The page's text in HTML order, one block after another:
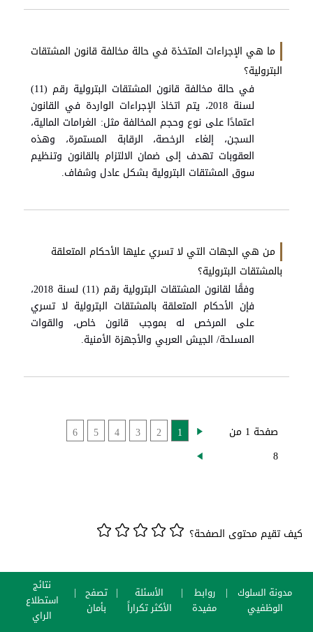
ما هي الإجراءات المتخذة في حالة مخالفة قانون المشتقات
البترولية؟
في حالة مخالفة قانون المشتقات البترولية رقم (11)
لسنة 2018، يتم اتخاذ الإجراءات الواردة في القانون
اعتمادًا على نوع وحجم المخالفة مثل: الغرامات المالية،
السجن، إلغاء الرخصة، الرقابة المستمرة، وهذه
العقوبات تهدف إلى ضمان الالتزام بالقانون وتنظيم
سوق المشتقات البترولية بشكل عادل وشفاف.
من هي الجهات التي لا تسري عليها الأحكام المتعلقة
بالمشتقات البترولية؟
وفقًا لقانون المشتقات البترولية رقم (11) لسنة 2018،
فإن الأحكام المتعلقة بالمشتقات البترولية لا تسري
على المرخص له بموجب قانون خاص، والقوات
المسلحة/ الجيش العربي والأجهزة الأمنية.
صفحة 1 من
تقيم محتوى الصفحة؟
السلوك
الوظفيي
روابط
الأسئلة
الأكثر تكراراً
تصفح
بأمان
نتائج
استطلاع